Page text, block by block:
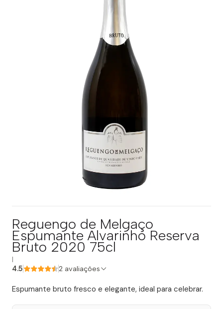
Reguengo de Melgaço
Espumante Alvarinho Reserva
Bruto 2020 75cl
4.5 2 avaliações
Espumante bruto fresco e elegante, ideal para celebrar.